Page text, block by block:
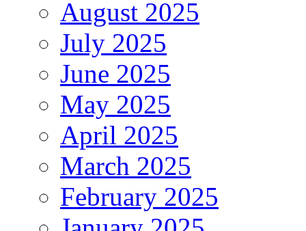
August 2025
July 2025
June 2025
May 2025
April 2025
March 2025
February 2025